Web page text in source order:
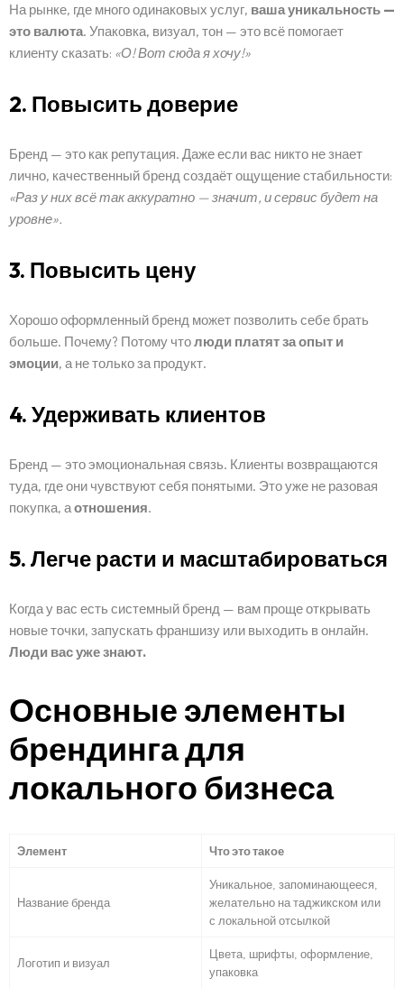
На рынке, где много одинаковых услуг, ваша уникальность —
это валюта. Упаковка, визуал, тон — это всё помогает
клиенту сказать: «О! Вот сюда я хочу!»
2. Повысить доверие
Бренд — это как репутация. Даже если вас никто не знает
лично, качественный бренд создаёт ощущение стабильности:
«Раз у них всё так аккуратно — значит, и сервис будет на
уровне».
3. Повысить цену
Хорошо оформленный бренд может позволить себе брать
больше. Почему? Потому чтолюди платят за опыт и
эмоции, а не только за продукт.
4. Удерживать клиентов
Бренд — это эмоциональная связь. Клиенты возвращаются
туда, где они чувствуют себя понятыми. Это уже не разовая
покупка, аотношения.
5. Легче расти и масштабироваться
Когда у вас есть системный бренд — вам проще открывать
новые точки, запускать франшизу или выходить в онлайн.
Люди вас уже знают.
Основные элементы
брендинга для
локального бизнеса
Элемент Что это такое
Название бренда
Уникальное, запоминающееся,
желательно на таджикском или
с локальной отсылкой
Логотип и визуал
Цвета, шрифты, оформление,
упаковка